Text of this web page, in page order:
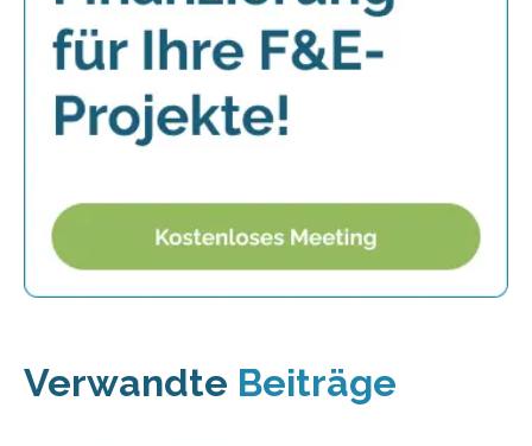
Verwandte Beiträge